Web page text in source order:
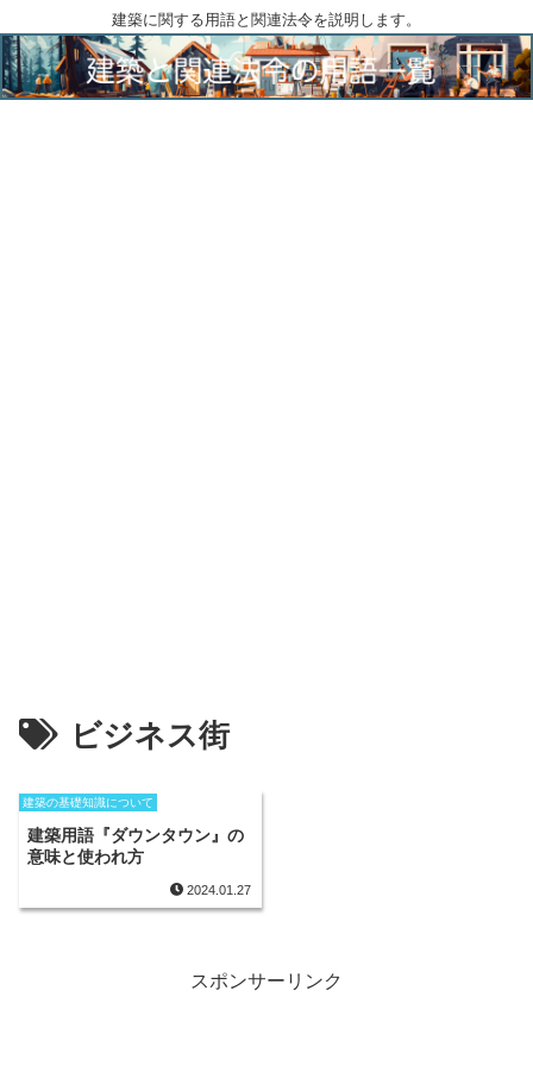
建築に関する用語と関連法令を説明します。
ビジネス街
建築の基礎知識について
建築用語『ダウンタウン』の
意味と使われ方
2024.01.27
スポンサーリンク